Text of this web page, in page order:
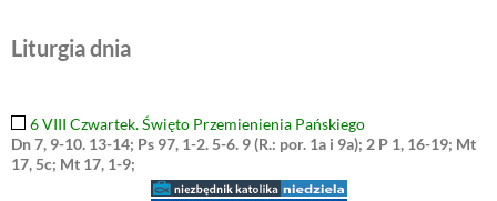
Liturgia dnia
6 VIII Czwartek. Święto Przemienienia Pańskiego
Dn 7, 9-10. 13-14; Ps 97, 1-2. 5-6. 9 (R.: por. 1a i 9a); 2 P 1, 16-19; Mt
17, 5c; Mt 17, 1-9;